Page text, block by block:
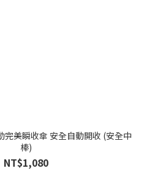
美瞬收傘 安全自動開收 (安全中
棒)
NT$1,080